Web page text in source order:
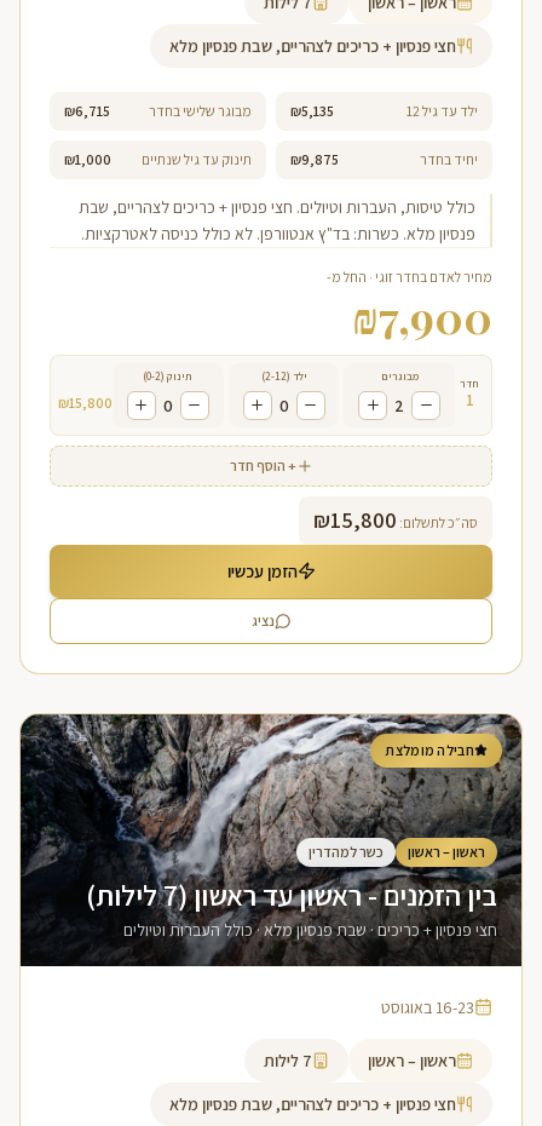
חצי פנסיון + כריכים לצהריים, שבת פנסיון מלא
ילד עד גיל 12 ₪5,135 מבוגר שלישי בחדר ₪6,715
יחיד בחדר ₪9,875 תינוק עד גיל שנתיים ₪1,000
כולל טיסות, העברות וטיולים. חצי פנסיון + כריכים לצהריים, שבת
פנסיון מלא. כשרות: בד"ץ אנטוורפן. לא כולל כניסה לאטרקציות.
מחיר לאדם בחדר זוגי · החל מ-
₪7,900
חדר
1
מבוגרים
2
ילד (2-12)
0
תינוק (0-2)
0
₪15,800
+ הוסף חדר
סה״כ לתשלום: ₪15,800
הזמן עכשיו
נציג
חבילה מומלצת
ראשון – ראשון כשר למהדרין
בין הזמנים - ראשון עד ראשון (7 לילות)
חצי פנסיון + כריכים · שבת פנסיון מלא · כולל העברות וטיולים
16-23 באוגוסט
ראשון – ראשון 7 לילות
חצי פנסיון + כריכים לצהריים, שבת פנסיון מלא